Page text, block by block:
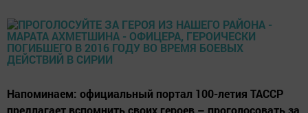
Напоминаем: официальный портал 100-летия ТАССР